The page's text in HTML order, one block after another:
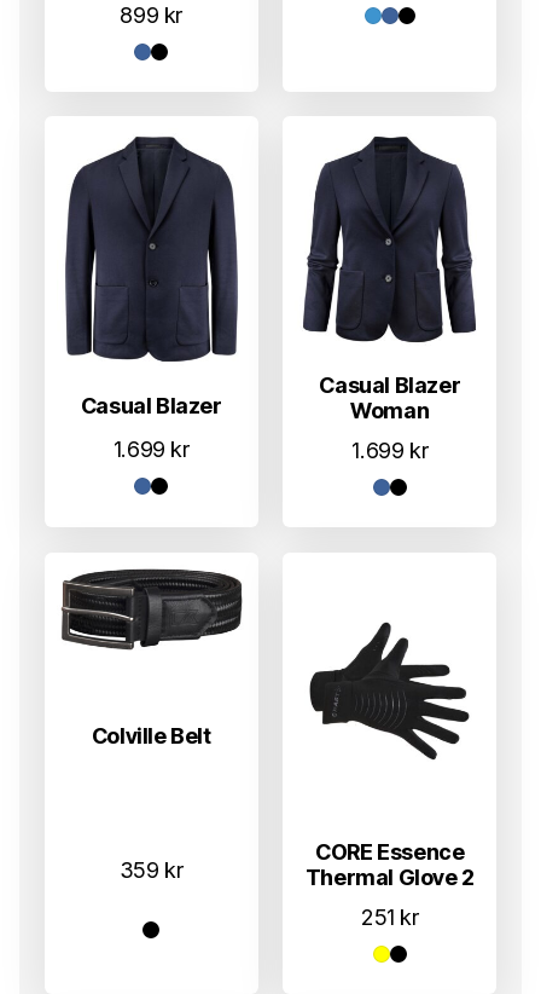
899 kr
Casual Blazer
1.699 kr
Casual Blazer
Woman
1.699 kr
Colville Belt
359 kr
CORE Essence
Thermal Glove 2
251 kr